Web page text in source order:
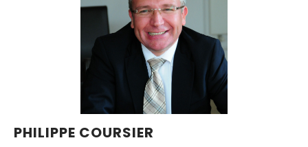
PHILIPPE COURSIER